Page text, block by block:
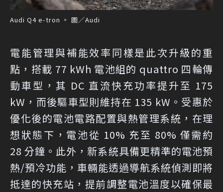
Audi Q4 e-tron 。 圖／Audi
電能管理與補能效率同樣是此次升級的重
點，搭載 77 kWh 電池組的 quattro 四輪傳
動車型，其 DC 直流快充功率提升至 175
kW，而後驅車型則維持在 135 kW。受惠於
優化後的電池電路配置與熱管理系統，在理
想狀態下，電池從 10% 充至 80% 僅需約
28 分鐘。此外，新系統具備更精準的電池預
熱/預冷功能，車輛能透過導航系統偵測即將
抵達的快充站，提前調整電池溫度以確保最